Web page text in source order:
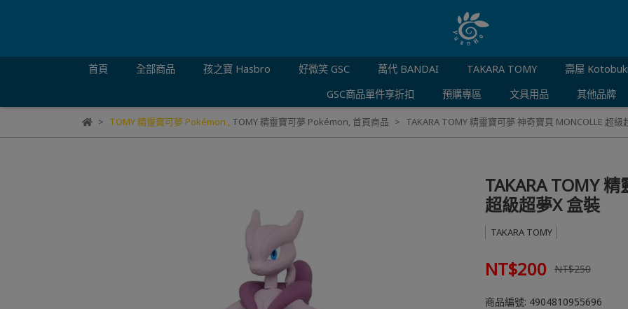
首頁 全部商品 孩之寶 Hasbro 好微笑 GSC 萬代 BANDAI TAKARA TOMY
壽屋
GSC商品單件享折扣
預購專區 文具用品 其他品牌
TOMY 精靈寶可夢 Pokémon , TOMY 精靈寶可夢 Pokémon, 首頁商品 TAKARA TOMY 精靈寶可夢 神奇寶貝 MONCOLLE 超級
TAKARA TOMY
超級超夢X 盒裝
TAKARA TOMY
NT$200 NT$250
商品編號: 4904810955696